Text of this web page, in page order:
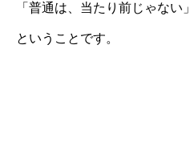
「普通は、当たり前じゃない」
ということです。